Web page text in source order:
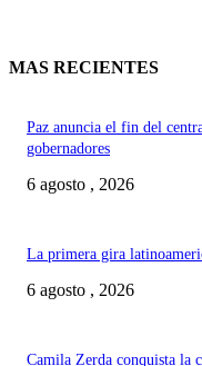
MAS RECIENTES
Paz anuncia el fin del
gobernadores
6 agosto , 2026
La primera gira
6 agosto , 2026
Camila Zerda conquista la